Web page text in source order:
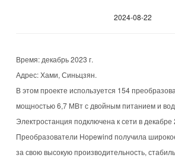
2024-08-22
Время: декабрь 2023 г.
Адрес: Хами, Синьцзян.
В этом проекте используется 154
мощностью 6,7 МВт с двойным питанием и
Электростанция подключена к сети в декабре
Преобразователи Hopewind получила
за свою высокую производительность,